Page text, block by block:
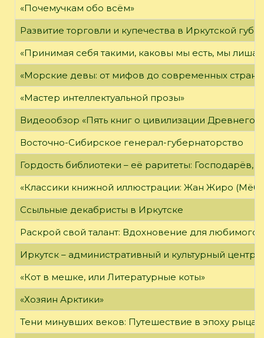
«Почемучкам обо всём»
Развитие торговли и купечества в Иркутской
«Принимая себя такими, каковы мы есть, мы
«Морские девы: от мифов до современных
«Мастер интеллектуальной прозы»
Видеообзор «Пять книг о цивилизации Древнего
Восточно-Сибирское генерал-губернаторство
Гордость библиотеки – её раритеты:
«Классики книжной иллюстрации: Жан Жиро
Ссыльные декабристы в Иркутске
Раскрой свой талант: Вдохновение для любимого
Иркутск – административный и культурный центр
«Кот в мешке, или Литературные коты»
«Хозяин Арктики»
Тени минувших веков: Путешествие в эпоху